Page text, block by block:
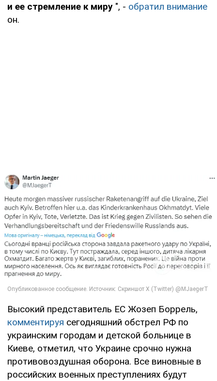
и ее стремление к миру ", - обратил внимание
он.
Высокий представитель ЕС Жозеп Боррель,
комментируя сегодняшний обстрел РФ по
украинским городам и детской больнице в
Киеве, отметил, что Украине срочно нужна
противовоздушная оборона. Все виновные в
российских военных преступлениях будут